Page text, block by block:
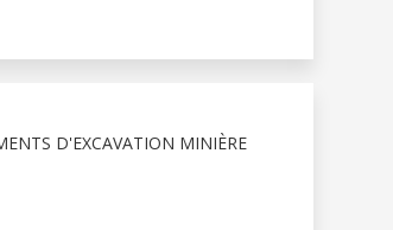
D'EXCAVATION MINIÈRE